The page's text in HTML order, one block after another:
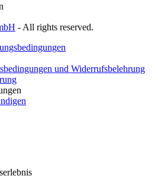
- All rights reserved.
und Widerrufsbelehrung